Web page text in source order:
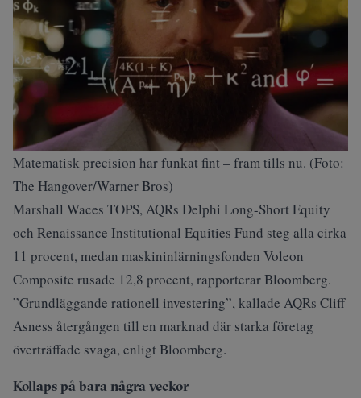
Matematisk precision har funkat fint – fram tills nu. (Foto:
The Hangover/Warner Bros)
Marshall Waces TOPS, AQRs Delphi Long-Short Equity
och Renaissance Institutional Equities Fund steg alla cirka
11 procent, medan maskininlärningsfonden Voleon
Composite rusade 12,8 procent, rapporterarBloomberg.
”Grundläggande rationell investering”, kallade AQRs Cliff
Asness återgången till en marknad där starka företag
överträffade svaga, enligt Bloomberg.
Kollaps på bara några veckor